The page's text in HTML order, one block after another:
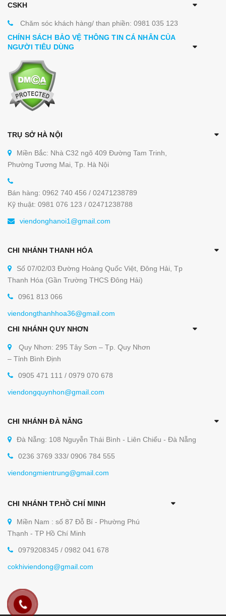
Sử dụng điện thế dân dụng 220V/50Hz tiện
lợi
Thành bếp cao vừa tầm, tránh làm rớt thực
phẩm khi nấu
Có khay chứa mỡ thừa tiện dụng, đảm bảo vệ
sinh
Bộ điều khiển đơn giản gồm núm đặt nhiệt và
đèn báo
Bếp chiên nhám điện
Các dòng bếp chiên phẳng sọc tại
Viễn Đông
Hiện tại Viễn Đông đang cung cấp các dòng bếp
chiên phẳng sọc:
Bếp chiên phẳng
Bếp chiên phẳng nhám điện
Bạn có thể tham khảo cụ thể từng sản phẩm dưới
liên hệ với chi nhánh Viễn Đông gần nhất để biết
thêm thông tin:
CSKH
Chăm sóc khách hàng/ than phiền: 0981 035 123
CHÍNH SÁCH BẢO VỆ THÔNG TIN CÁ NHÂN CỦA
NGƯỜI TIÊU DÙNG
TRỤ SỞ HÀ NỘI
Miền Bắc: Nhà C32 ngõ 409 Đường Tam Trinh,
Phường Tương Mai, Tp. Hà Nội
Bán hàng: 0962 740 456 / 02471238789
Kỹ thuật: 0981 076 123 / 02471238788
viendonghanoi1@gmail.com
CHI NHÁNH THANH HÓA
Số 07/02/03 Đường Hoàng Quốc Việt, Đông Hải, Tp
Thanh Hóa (Gần Trường THCS Đông Hải)
0961 813 066
viendongthanhhoa36@gmail.com
CHI NHÁNH QUY NHƠN
Quy Nhơn: 295 Tây Sơn – Tp. Quy Nhơn
– Tỉnh Bình Định
0905 471 111 / 0979 070 678
viendongquynhon@gmail.com
CHI NHÁNH ĐÀ NẴNG
Đà Nẵng: 108 Nguyễn Thái Bình - Liên Chiểu - Đà Nẵng
0236 3769 333/ 0906 784 555
viendongmientrung@gmail.com
CHI NHÁNH TP.HỒ CHÍ MINH
Miền Nam : số 87 Đỗ Bí - Phường Phú
Thạnh - TP Hồ Chí Minh
0979208345 / 0982 041 678
cokhiviendong@gmail.com